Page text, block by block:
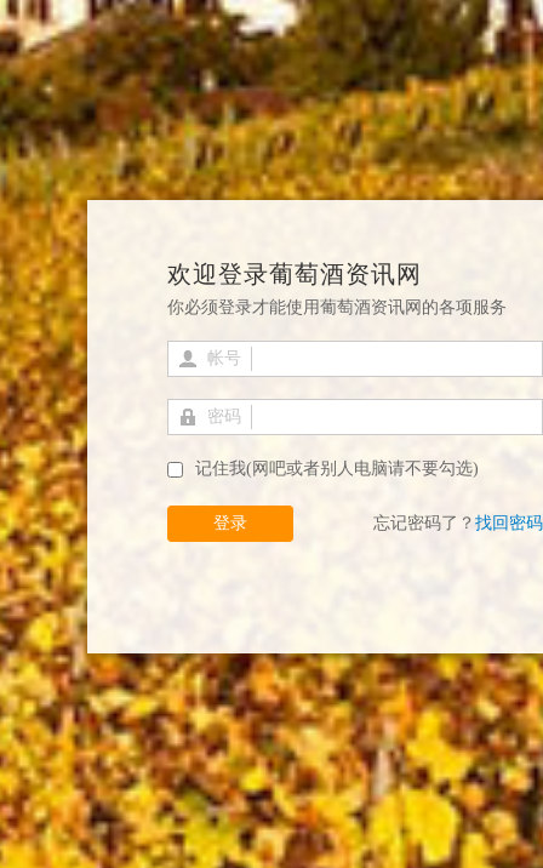
欢迎登录葡萄酒资讯网
你必须登录才能使用葡萄酒资讯网的各项服务
帐号
密码
记住我(网吧或者别人电脑请不要勾选)
登录 忘记密码了？ 找回密码